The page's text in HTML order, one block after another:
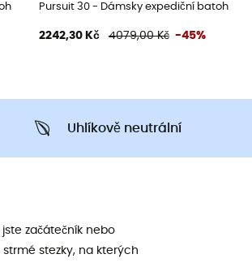
Pursuit 30 - Dámsky expediční batoh
2242,30 Kč 4079,00 Kč -45%
Uhlíkově neutrální
začátečník nebo
stezky, na kterých